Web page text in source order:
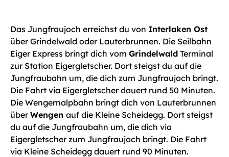
Das Jungfraujoch erreichst du von Interlaken Ost
über Grindelwald oder Lauterbrunnen. Die Seilbahn
Eiger Express bringt dich vom Grindelwald Terminal
zur Station Eigergletscher. Dort steigst du auf die
Jungfraubahn um, die dich zum Jungfraujoch bringt.
Die Fahrt via Eigergletscher dauert rund 50 Minuten.
Die Wengernalpbahn bringt dich von Lauterbrunnen
überWengen auf die Kleine Scheidegg. Dort steigst
du auf die Jungfraubahn um, die dich via
Eigergletscher zum Jungfraujoch bringt. Die Fahrt
via Kleine Scheidegg dauert rund 90 Minuten.